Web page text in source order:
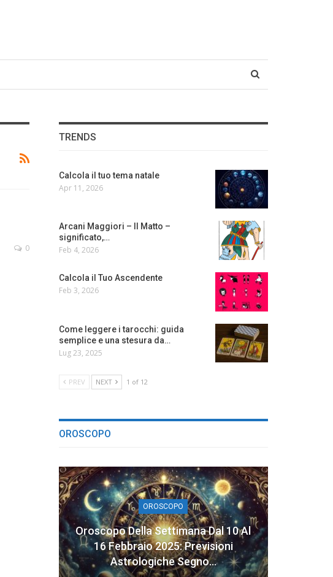
0
TRENDS
Calcola il tuo tema natale
Apr 11, 2026
Arcani Maggiori – Il Matto –
significato,…
Feb 4, 2026
Calcola il Tuo Ascendente
Feb 3, 2026
Come leggere i tarocchi: guida
semplice e una stesura da…
Lug 23, 2025
PREV NEXT 1 of 12
OROSCOPO
OROSCOPO
Oroscopo Della Settimana Dal 10 Al
16 Febbraio 2025: Previsioni
Astrologiche Segno…